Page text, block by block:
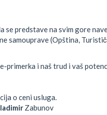
se predstave na svim gore
samouprave (Opština,
primerka i naš trud i vaš
o ceni usluga.
Zabunov